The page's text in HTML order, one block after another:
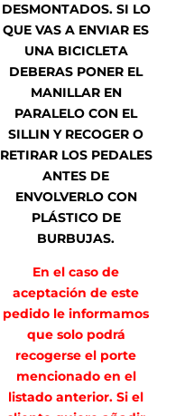
DESMONTADOS. SI LO
QUE VAS A ENVIAR ES
UNA BICICLETA
DEBERAS PONER EL
MANILLAR EN
PARALELO CON EL
SILLIN Y RECOGER O
RETIRAR LOS PEDALES
ANTES DE
ENVOLVERLO CON
PLÁSTICO DE
BURBUJAS.
En el caso de
aceptación de este
pedido le informamos
que solo podrá
recogerse el porte
mencionado en el
listado anterior. Si el